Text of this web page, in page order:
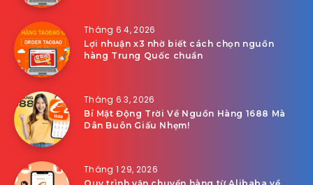
Tháng 6 4, 2026
Lợi nhuận x3 nhờ biết cách chọn nguồn
hàng Trung Quốc chuẩn
Tháng 6 3, 2026
Bí Mật Động Trời Về Nguồn Hàng 1688 Mà
Dân Buôn Giấu Nhẹm!
Tháng 1 29, 2026